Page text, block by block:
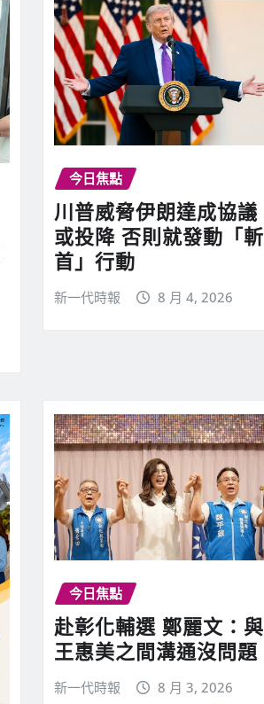
今日焦點
川普威脅伊朗達成協議
或投降 否則就發動「斬
首」行動
新一代時報 8 月 4, 2026
今日焦點
赴彰化輔選 鄭麗文：與
王惠美之間溝通沒問題
新一代時報 8 月 3, 2026